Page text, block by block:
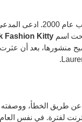
، التي التقطت عام 1962 ونشرت
Fashion Kitty
منشورها، بعد أن
عن طريق الخطأ،
لفترة. في نفس